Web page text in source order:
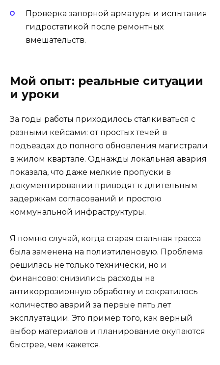
Проверка запорной арматуры и испытания
гидростатикой после ремонтных
вмешательств.
Мой опыт: реальные ситуации
и уроки
За годы работы приходилось сталкиваться с
разными кейсами: от простых течей в
подъездах до полного обновления магистрали
в жилом квартале. Однажды локальная авария
показала, что даже мелкие пропуски в
документировании приводят к длительным
задержкам согласований и простою
коммунальной инфраструктуры.
Я помню случай, когда старая стальная трасса
была заменена на полиэтиленовую. Проблема
решилась не только технически, но и
финансово: снизились расходы на
антикоррозионную обработку и сократилось
количество аварий за первые пять лет
эксплуатации. Это пример того, как верный
выбор материалов и планирование окупаются
быстрее, чем кажется.